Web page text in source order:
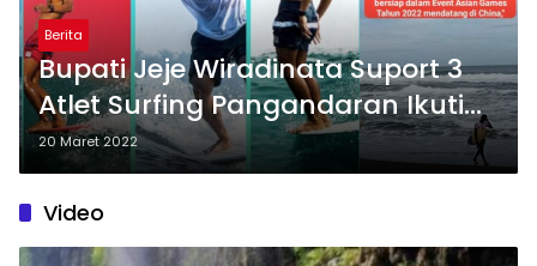
Berita
Bupati Jeje Wiradinata Suport 3
Atlet Surfing Pangandaran Ikuti
Asian Games 2022 Ke-19 Di
Hangzhou China
20 Maret 2022
Video